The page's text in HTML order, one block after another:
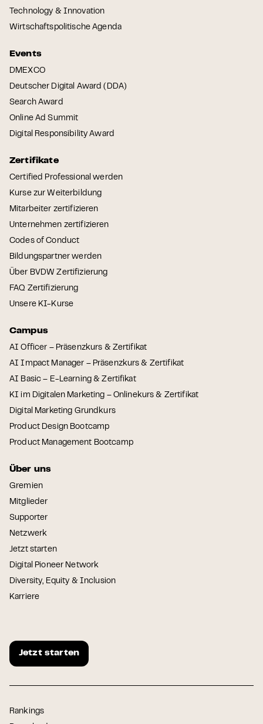
Technology & Innovation
Wirtschaftspolitische Agenda
Events
DMEXCO
Deutscher Digital Award (DDA)
Search Award
Online Ad Summit
Digital Responsibility Award
Zertifikate
Certified Professional werden
Kurse zur Weiterbildung
Mitarbeiter zertifizieren
Unternehmen zertifizieren
Codes of Conduct
Bildungspartner werden
Über BVDW Zertifizierung
FAQ Zertifizierung
Unsere KI-Kurse
Campus
AI Officer – Präsenzkurs & Zertifikat
AI Impact Manager – Präsenzkurs & Zertifikat
AI Basic – E-Learning & Zertifikat
KI im Digitalen Marketing – Onlinekurs & Zertifikat
Digital Marketing Grundkurs
Product Design Bootcamp
Product Management Bootcamp
Über uns
Gremien
Mitglieder
Supporter
Netzwerk
Jetzt starten
Digital Pioneer Network
Diversity, Equity & Inclusion
Karriere
Jetzt starten
Rankings